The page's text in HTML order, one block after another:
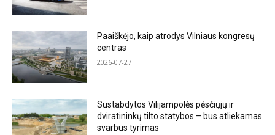
Paaiškėjo, kaip atrodys Vilniaus kongresų
centras
2026-07-27
Sustabdytos Vilijampolės pėsčiųjų ir
dviratininkų tilto statybos – bus atliekamas
svarbus tyrimas